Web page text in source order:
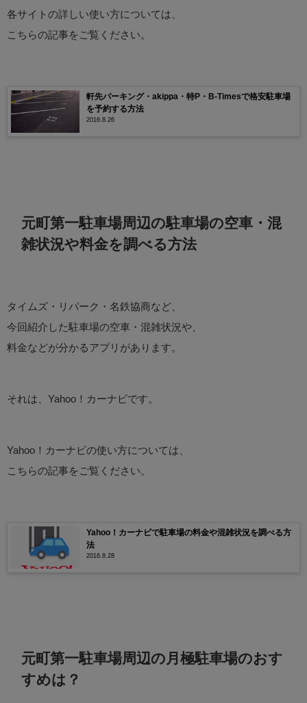
各サイトの詳しい使い方については、
こちらの記事をご覧ください。
軒先パーキング・akippa・特P・B-Timesで格安駐車場
を予約する方法
2016.8.26
元町第一駐車場周辺の駐車場の空車・混
雑状況や料金を調べる方法
タイムズ・リパーク・名鉄協商など、
今回紹介した駐車場の空車・混雑状況や、
料金などが分かるアプリがあります。
それは、Yahoo！カーナビです。
Yahoo！カーナビの使い方については、
こちらの記事をご覧ください。
Yahoo！カーナビで駐車場の料金や混雑状況を調べる方
法
2016.8.28
元町第一駐車場周辺の月極駐車場のおす
すめは？